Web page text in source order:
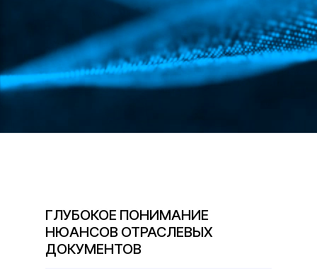
ГЛУБОКОЕ ПОНИМАНИЕ
НЮАНСОВ ОТРАСЛЕВЫХ
ДОКУМЕНТОВ